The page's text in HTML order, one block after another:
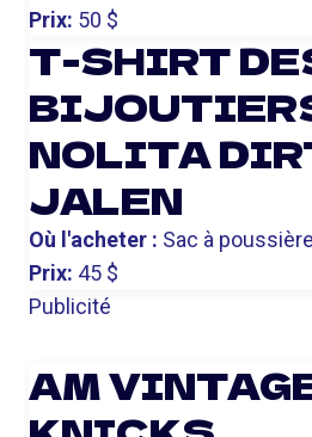
Prix: 50 $
T-SHIRT
NOLITA
JALEN
Où l'acheter : Sac à
Prix: 45 $
Publicité
AM